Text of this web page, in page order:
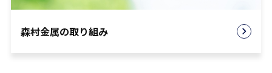
森村金属の取り組み